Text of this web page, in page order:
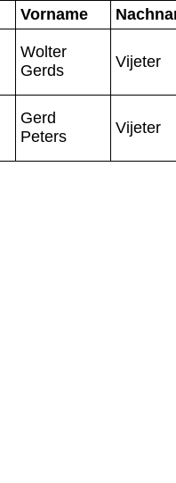
Vorname
Wolter
Gerds
Vijeter
Gerd
Peters
Vijeter